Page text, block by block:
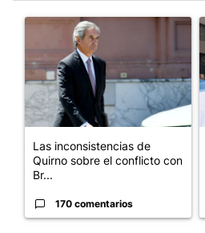
Un artículo de tendencia con el
Las inconsistencias de
Quirno sobre el conflicto con
Br...
170 comentarios